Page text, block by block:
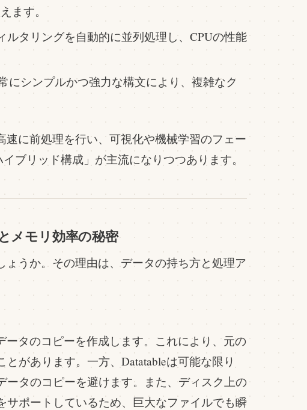
ます。
ルタリングを自動的に並列処理し、CPUの性能
にシンプルかつ強力な構文により、複雑なク
速に前処理を行い、可視化や機械学習のフェー
ブリッド構成」が主流になりつつあります。
メモリ効率の秘密
ょうか。その理由は、データの持ち方と処理ア
ータのコピーを作成します。これにより、元の
があります。一方、Datatableは可能な限り
ータのコピーを避けます。また、ディスク上の
ポートしているため、巨大なファイルでも瞬